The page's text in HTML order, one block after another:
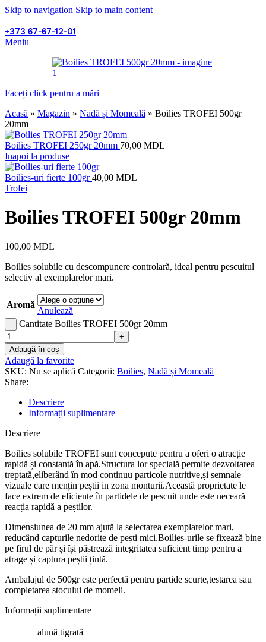
Skip to navigation Skip to main content
+373 67-67-12-01
Meniu
Faceți click pentru a mări
Acasă » Magazin » Nadă și Momeală » Boilies TROFEI 500gr
20mm
Boilies TROFEI 250gr 20mm 70,00 MDL
Inapoi la produse
Boilies-uri fierte 100gr40,00 MDL
Trofei
Boilies TROFEI 500gr 20mm
100,00 MDL
Boilies solubile cu descompunere controlară, ideal pentru pescuitul
selectiv al exemplarelor mari.
Aromă
Anulează
Cantitate Boilies TROFEI 500gr 20mm
Adaugă în coș
Adaugă la favorite
SKU: Nu se aplică Categorii: Boilies, Nadă și Momeală
Share:
Descriere
Informații suplimentare
Descriere
Boilies solubile TROFEI sunt concepute pentru a oferi o atracție
rapidă și constantă în apă.Structura lor specială permite dezvoltarea
treptată,eliberând în mod continuu particole nutritive,și semnale
vizuale care mențin peștii in zona monturii.Această proprietate le
face extrem de eficiente în partidele de pescuit unde este neceară
reacția rapidă a peștilor.
Dimensiunea de 20 mm ajută la selectarea exemplarelor mari,
reducând capturile nedorite de pești mici.Boilies-urile se fixează bine
pe firul de păr și își păstrează integritatea suficient timp pentru a
atrage și captura peștii țintă.
Ambalajul de 500gr este perfectă pentru partide scurte,testarea sau
completarea stocului de momeli.
Informații suplimentare
alună tigrată